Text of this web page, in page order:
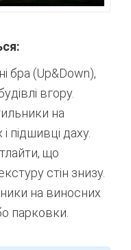
бра (Up&Down),
вгору.
на
підшивці даху.
що
стін знизу.
на виносних
парковки.